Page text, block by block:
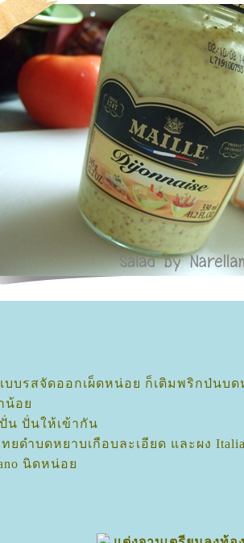
บบรสจัดออกเผ็ดหน่อย ก็เติมพริกป่นบด
กน้อ
น ปั่นให้เข้ากัน
ดำบดหยาบเกือบละเอียด และผง
นิดหน่อ